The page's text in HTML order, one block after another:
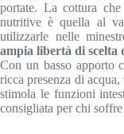
portate. La cottura che
nutritive è quella al
utilizzarle nelle
ampia libertà di scelta
Con un basso apporto
ricca presenza di
stimola le funzioni
consigliata per chi